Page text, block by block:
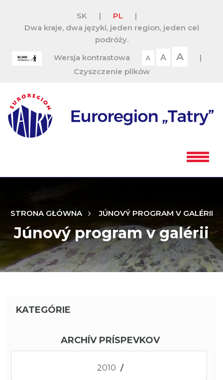
SK | PL
|
Dwa kraje, dwa języki, jeden region, jeden cel
podróży.
Wersja kontrastowa
A A A
|
Czyszczenie plików
STRONA GŁÓWNA JÚNOVÝ PROGRAM V GALÉRII
Júnový program v galérii
KATEGÓRIE
ARCHÍV PRÍSPEVKOV
2010 /